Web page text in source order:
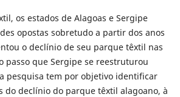
os estados de Alagoas e Sergipe
opostas sobretudo a partir dos anos
o declínio de seu parque têxtil nas
passo que Sergipe se reestruturou
pesquisa tem por objetivo identificar
do declínio do parque têxtil alagoano, à